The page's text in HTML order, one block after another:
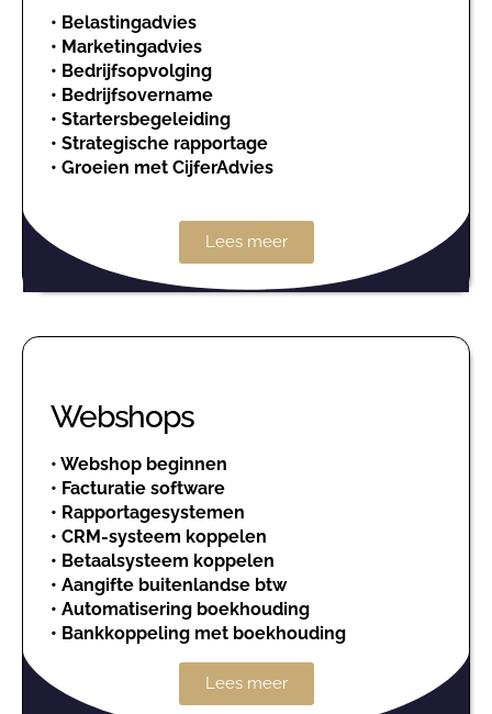
• Belastingadvies
• Marketingadvies
• Bedrijfsopvolging
• Bedrijfsovername
• Startersbegeleiding
• Strategische rapportage
• Groeien met CijferAdvies
Lees meer
Webshops
• Webshop beginnen
• Facturatie software
• Rapportagesystemen
• CRM-systeem koppelen
• Betaalsysteem koppelen
• Aangifte buitenlandse btw
• Automatisering boekhouding
• Bankkoppeling met boekhouding
Lees meer